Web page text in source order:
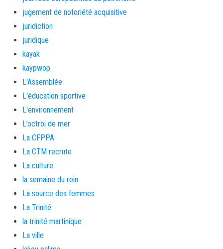
jugement de notoriété acquisitive
juridiction
juridique
kayak
kaypwop
L'Assemblée
L'éducation sportive
L'environnement
L’octroi de mer
La CFPPA
La CTM recrute
La culture
la semaine du rein
La source des femmes
La Trinité
la trinité martinique
La ville